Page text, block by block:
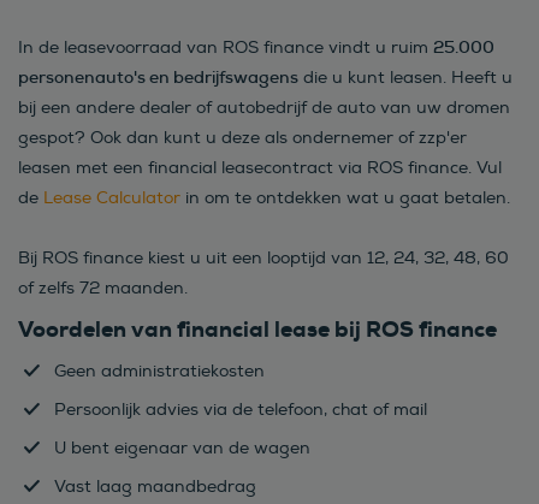
In de leasevoorraad van ROS finance vindt u ruim 25.000
personenauto's en bedrijfswagens die u kunt leasen. Heeft u
bij een andere dealer of autobedrijf de auto van uw dromen
gespot? Ook dan kunt u deze als ondernemer of zzp'er
leasen met een financial leasecontract via ROS finance. Vul
de Lease Calculator in om te ontdekken wat u gaat betalen.
Bij ROS finance kiest u uit een looptijd van 12, 24, 32, 48, 60
of zelfs 72 maanden.
Voordelen van financial lease bij ROS finance
Geen administratiekosten
Persoonlijk advies via de telefoon, chat of mail
U bent eigenaar van de wagen
Vast laag maandbedrag